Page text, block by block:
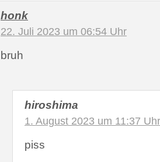
honk
22. Juli 2023 um 06:54 Uhr
bruh
hiroshima
1. August 2023 um 11:37 Uhr
piss